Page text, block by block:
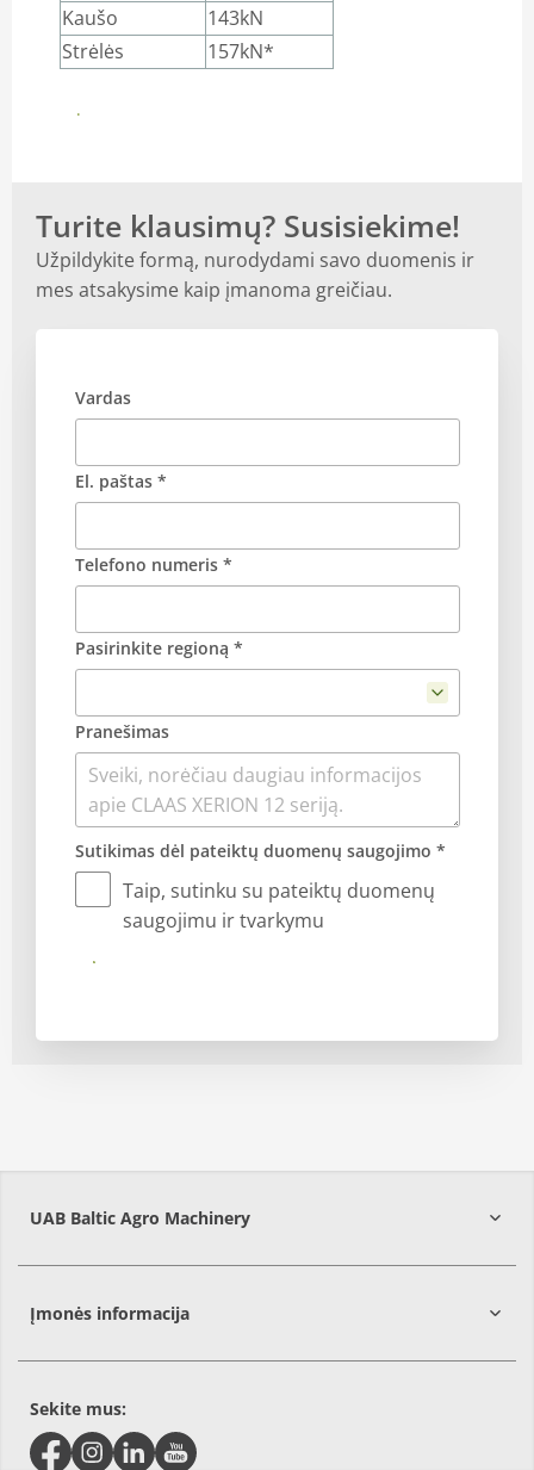
Kaušo
143kN
Strėlės
157kN*
DOMINA. KONTAKTAI.
Turite klausimų? Susisiekime!
Užpildykite formą, nurodydami savo duomenis ir
mes atsakysime kaip įmanoma greičiau.
Vardas
El. paštas *
Telefono numeris *
Pasirinkite regioną *
Pranešimas
Sutikimas dėl pateiktų duomenų saugojimo *
Taip, sutinku su pateiktų duomenų
saugojimu ir tvarkymu
Siųsti
UAB Baltic Agro Machinery
Vilniaus r.
Įmonės informacija
Sekite mus: